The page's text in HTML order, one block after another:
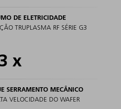
DE ELETRICIDADE
TRUPLASMA RF SÉRIE G3
x
SERRAMENTO MECÂNICO
VELOCIDADE DO WAFER